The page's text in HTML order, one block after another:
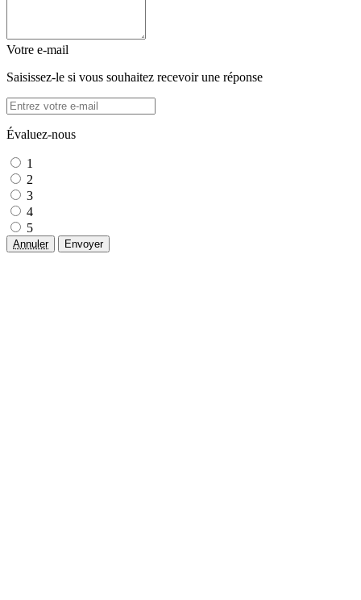
Votre e-mail
Saisissez-le si vous souhaitez recevoir une réponse
Évaluez-nous
1
2
3
4
5
Annuler Envoyer